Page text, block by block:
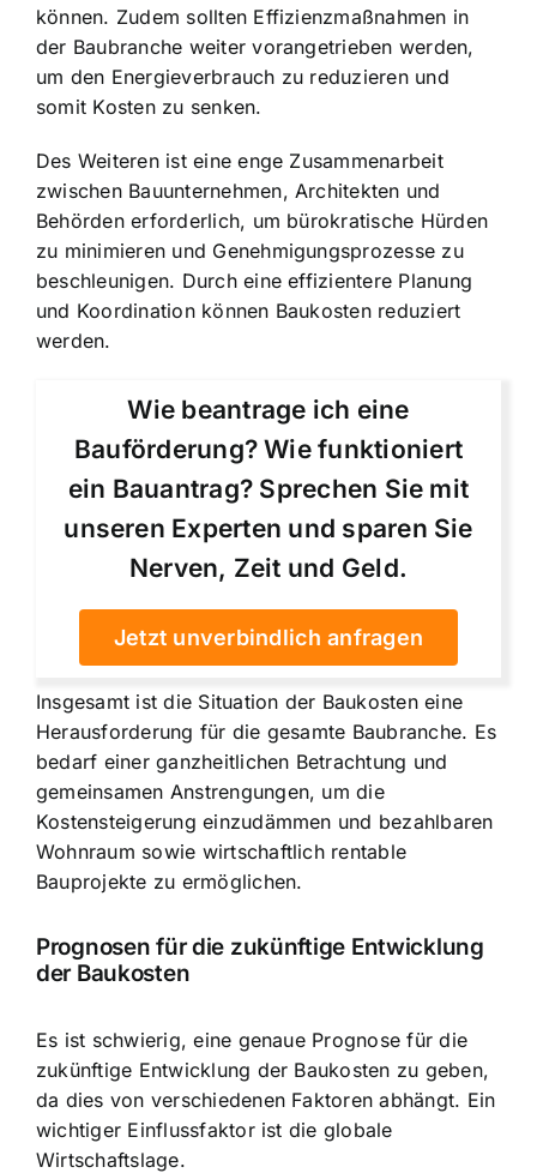
können. Zudem sollten Effizienzmaßnahmen in
der Baubranche weiter vorangetrieben werden,
um den Energieverbrauch zu reduzieren und
somit Kosten zu senken.
Des Weiteren ist eine enge Zusammenarbeit
zwischen Bauunternehmen, Architekten und
Behörden erforderlich, um bürokratische Hürden
zu minimieren und Genehmigungsprozesse zu
beschleunigen. Durch eine effizientere Planung
und Koordination können Baukosten reduziert
werden.
Wie beantrage ich eine
Bauförderung? Wie funktioniert
ein Bauantrag? Sprechen Sie mit
unseren Experten und sparen Sie
Nerven, Zeit und Geld.
Jetzt unverbindlich anfragen
Insgesamt ist die Situation der Baukosten eine
Herausforderung für die gesamte Baubranche. Es
bedarf einer ganzheitlichen Betrachtung und
gemeinsamen Anstrengungen, um die
Kostensteigerung einzudämmen und bezahlbaren
Wohnraum sowie wirtschaftlich rentable
Bauprojekte zu ermöglichen.
Prognosen für die zukünftige Entwicklung
der Baukosten
Es ist schwierig, eine genaue Prognose für die
zukünftige Entwicklung der Baukosten zu geben,
da dies von verschiedenen Faktoren abhängt. Ein
wichtiger Einflussfaktor ist die globale
Wirtschaftslage.